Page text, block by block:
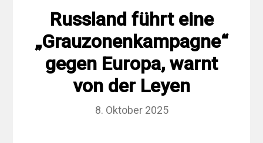
Russland führt eine
„Grauzonenkampagne“
gegen Europa, warnt
von der Leyen
8. Oktober 2025